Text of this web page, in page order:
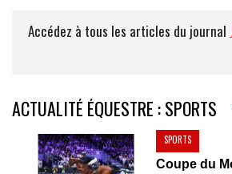
Accédez à tous les articles du journal
ACTUALITÉ ÉQUESTRE : SPORTS
SPORTS
Coupe du